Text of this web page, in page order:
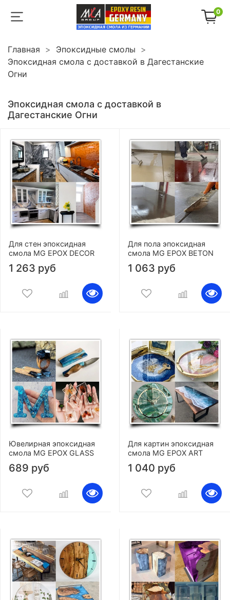
0
Главная
Эпоксидные смолы
Эпоксидная смола с доставкой в Дагестанские
Огни
Эпоксидная смола с доставкой в
Дагестанские Огни
Для стен эпоксидная
смола MG EPOX DECOR
1 263 руб
Для пола эпоксидная
смола MG EPOX BETON
1 063 руб
Ювелирная эпоксидная
смола MG EPOX GLASS
689 руб
Для картин эпоксидная
смола MG EPOX ART
1 040 руб